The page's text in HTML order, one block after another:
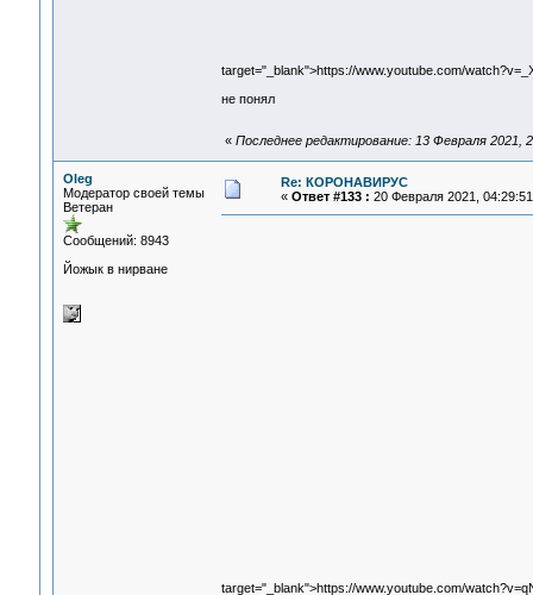
target="_blank">https://www.youtube.com/
не понял
« Последнее редактирование: 13 Февраля 2021,
Oleg
Модератор своей темы
Ветеран
Сообщений: 8943
Йожык в нирване
Re: КОРОНАВИРУС
« Ответ #133 : 20 Февраля 2021,
target="_blank">https://www.youtube.com/